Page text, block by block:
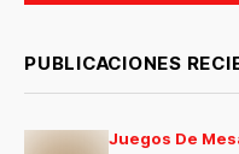
PUBLICACIONES
Juegos De